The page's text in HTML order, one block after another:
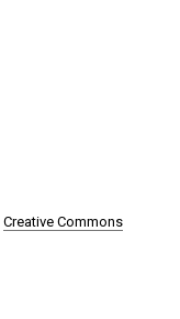
Creative Commons